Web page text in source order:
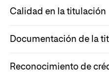
Calidad en la titulación
Documentación de la
Reconocimiento de